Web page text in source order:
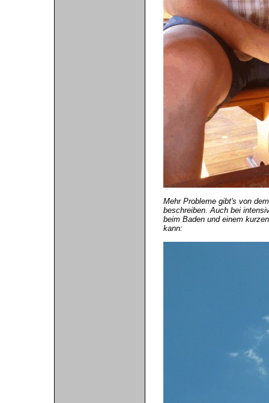
Mehr Probleme gibt's von
beschreiben. Auch bei
beim Baden und einem
kann: